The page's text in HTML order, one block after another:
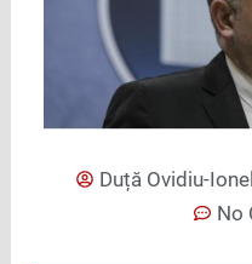
Duță Ovidiu-Ionel
No